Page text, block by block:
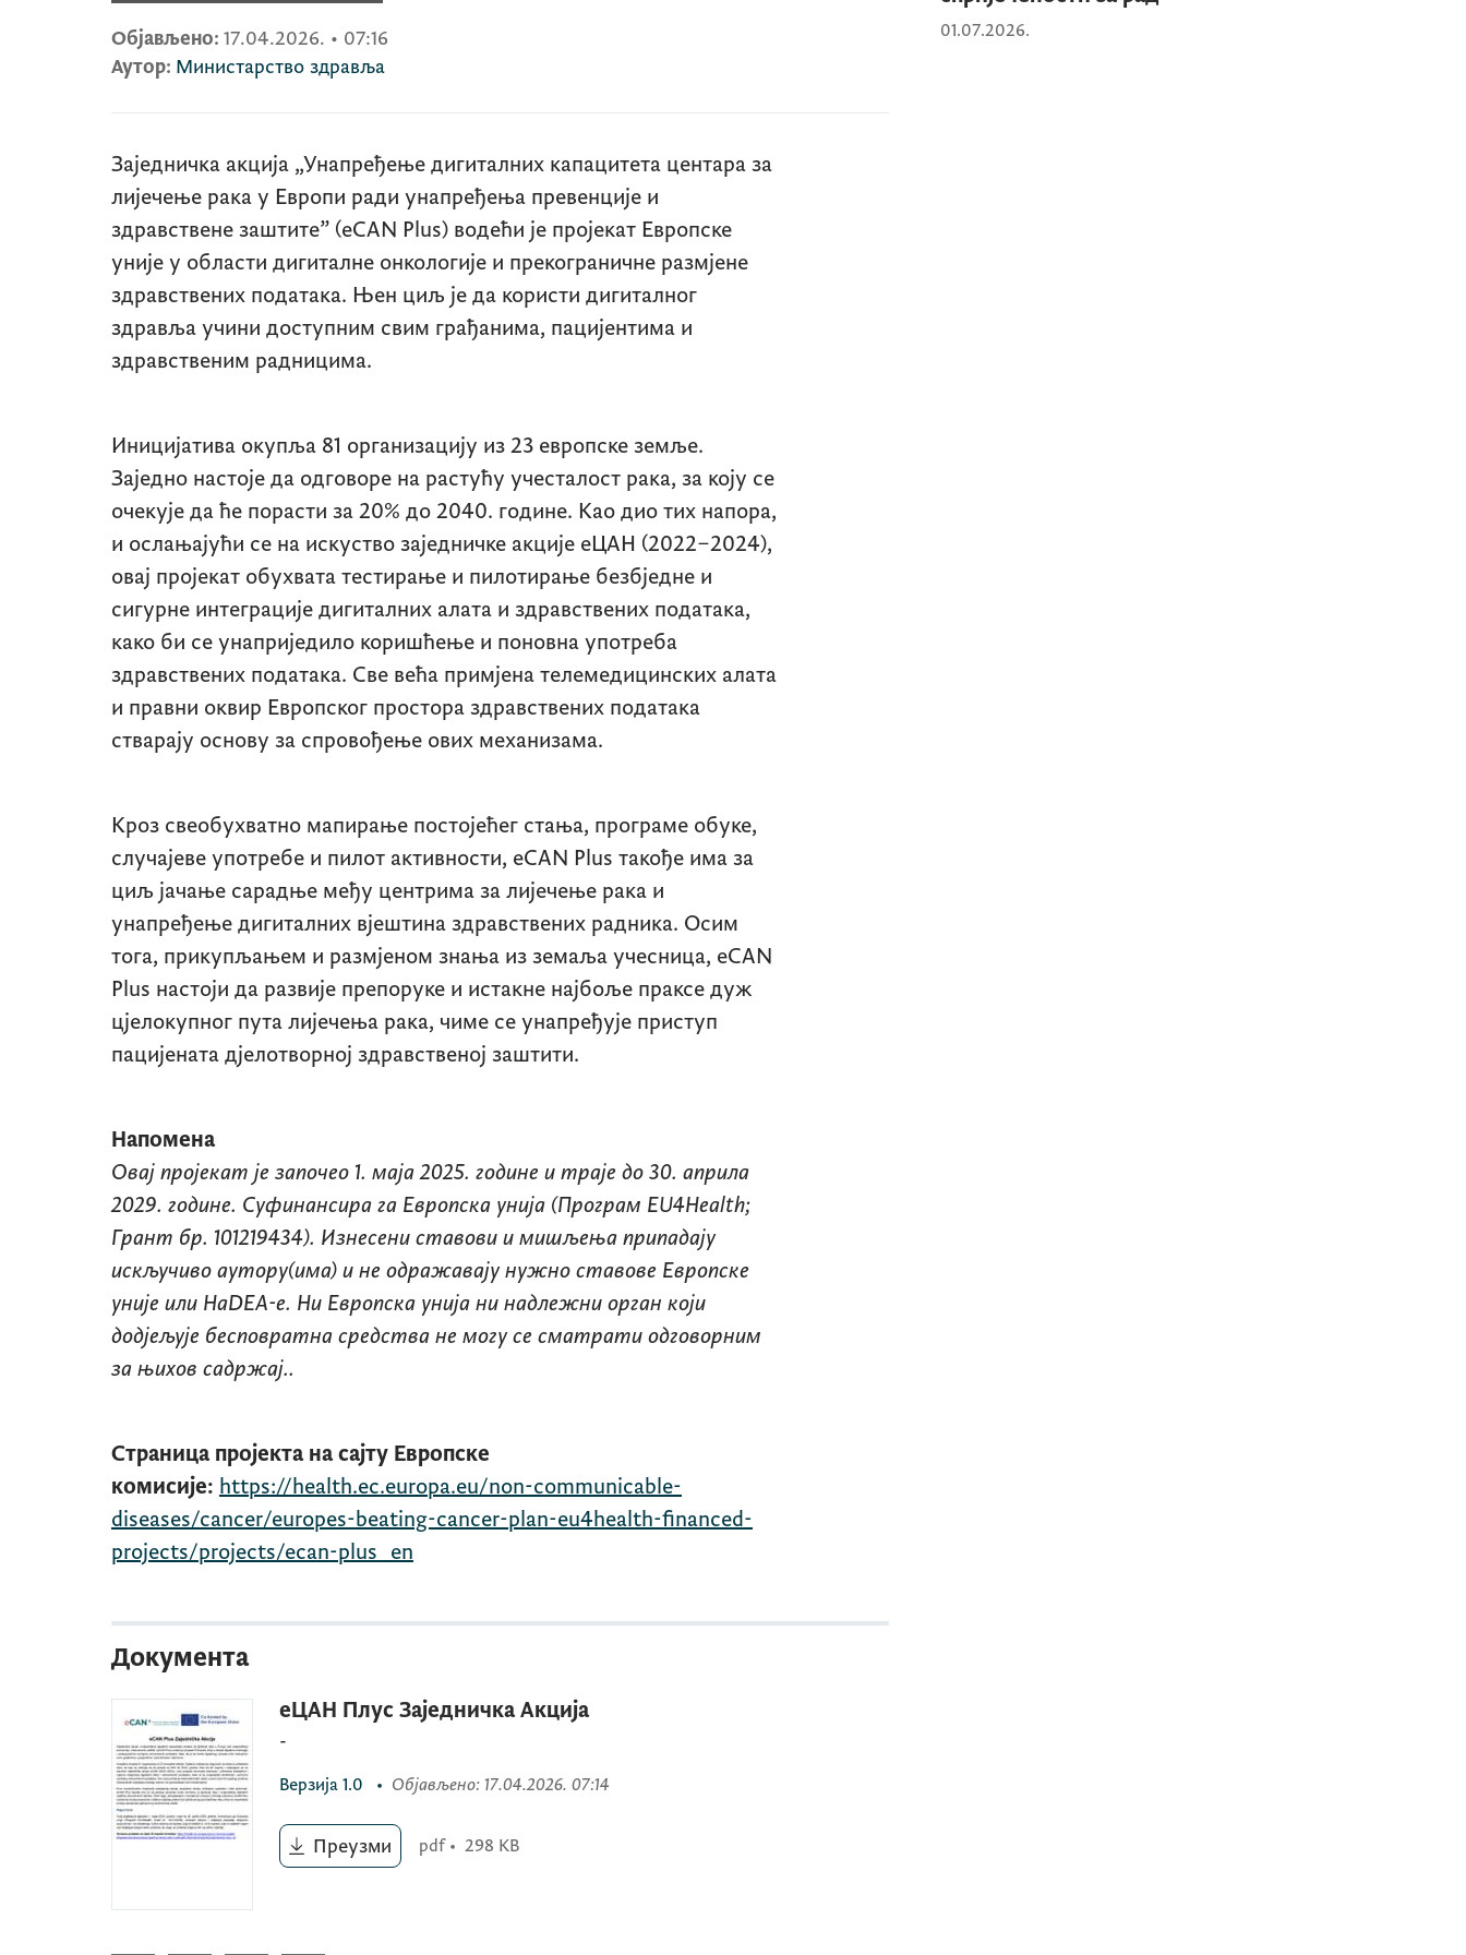
Објављено: 17.04.2026. • 07:16
Аутор: Министарство здравља
Заједничка акција „Унапређење дигиталних капацитета центара за
лијечење рака у Европи ради унапређења превенције и
здравствене заштите” (eCAN Plus) водећи је пројекат Европске
уније у области дигиталне онкологије и прекограничне размјене
здравствених података. Њен циљ је да користи дигиталног
здравља учини доступним свим грађанима, пацијентима и
здравственим радницима.
Иницијатива окупља 81 организацију из 23 европске земље.
Заједно настоје да одговоре на растућу учесталост рака, за коју се
очекује да ће порасти за 20% до 2040. године. Као дио тих напора,
и ослањајући се на искуство заједничке акције еЦАН (2022–2024),
овај пројекат обухвата тестирање и пилотирање безбједне и
сигурне интеграције дигиталних алата и здравствених података,
како би се унаприједило коришћење и поновна употреба
здравствених података. Све већа примјена телемедицинских алата
и правни оквир Европског простора здравствених података
стварају основу за спровођење ових механизама.
Кроз свеобухватно мапирање постојећег стања, програме обуке,
случајеве употребе и пилот активности, eCAN Plus такође има за
циљ јачање сарадње међу центрима за лијечење рака и
унапређење дигиталних вјештина здравствених радника. Осим
тога, прикупљањем и размјеном знања из земаља учесница, eCAN
Plus настоји да развије препоруке и истакне најбоље праксе дуж
цјелокупног пута лијечења рака, чиме се унапређује приступ
пацијената дјелотворној здравственој заштити.
Напомена
Овај пројекат је започео 1. маја 2025. године и траје до 30. априла
2029. године. Суфинансира га Европска унија (Програм EU4Health;
Грант бр. 101219434). Изнесени ставови и мишљења припадају
искључиво аутору(има) и не одражавају нужно ставове Европске
уније или HaDEA-e. Ни Европска унија ни надлежни орган који
додјељује бесповратна средства не могу се сматрати одговорним
за њихов садржај..
Страница пројекта на сајту Европске
комисије: https://health.ec.europa.eu/non-communicable-
diseases/cancer/europes-beating-cancer-plan-eu4health-financed-
projects/projects/ecan-plus_en
Документа
еЦАН Плус Заједничка Акција
-
Верзија 1.0 • Објављено: 17.04.2026. 07:14
Преузми pdf • 298 KB
01.07.2026.